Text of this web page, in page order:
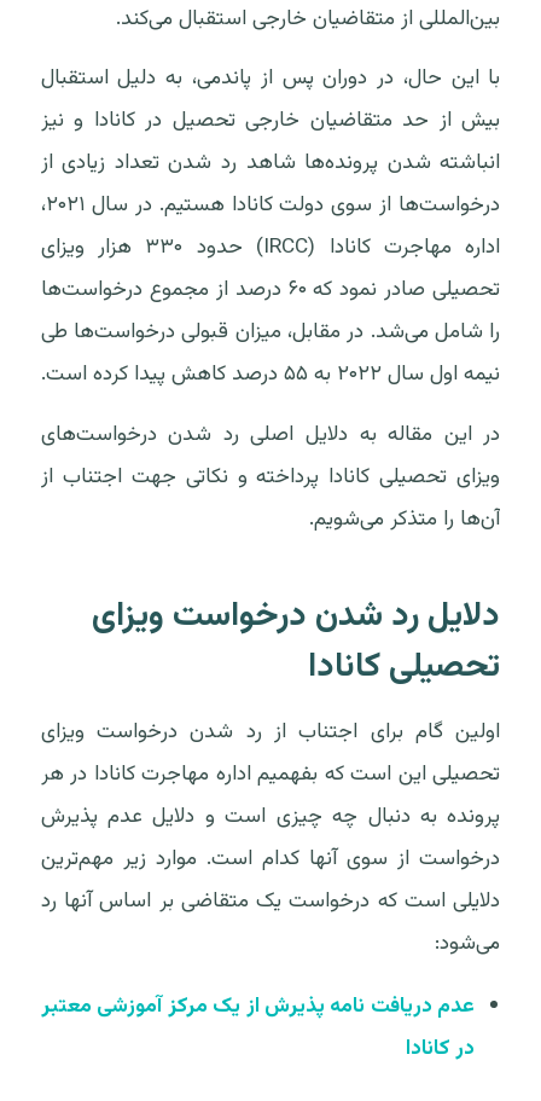
بین‌المللی از متقاضیان خارجی استقبال می‌کند.
با این حال، در دوران پس از پاندمی، به دلیل استقبال
بیش از حد متقاضیان خارجی تحصیل در کانادا و نیز
انباشته شدن پرونده‌ها شاهد رد شدن تعداد زیادی از
درخواست‌ها از سوی دولت کانادا هستیم. در سال ۲۰۲۱،
اداره مهاجرت کانادا (IRCC) حدود ۳۳۰ هزار ویزای
تحصیلی صادر نمود که ۶۰ درصد از مجموع درخواست‌ها
را شامل می‌شد. در مقابل، میزان قبولی درخواست‌ها طی
نیمه اول سال ۲۰۲۲ به ۵۵ درصد کاهش پیدا کرده است.
در این مقاله به دلایل اصلی رد شدن درخواست‌های
ویزای تحصیلی کانادا پرداخته و نکاتی جهت اجتناب از
آن‌ها را متذکر می‌شویم.
دلایل رد شدن درخواست ویزای
تحصیلی کانادا
اولین گام برای اجتناب از رد شدن درخواست ویزای
تحصیلی این است که بفهمیم اداره مهاجرت کانادا در هر
پرونده به دنبال چه چیزی است و دلایل عدم پذیرش
درخواست از سوی آنها کدام است. موارد زیر مهم‌ترین
دلایلی است که درخواست یک متقاضی بر اساس آنها رد
می‌شود:
عدم دریافت نامه پذیرش از یک مرکز آموزشی معتبر
در کانادا